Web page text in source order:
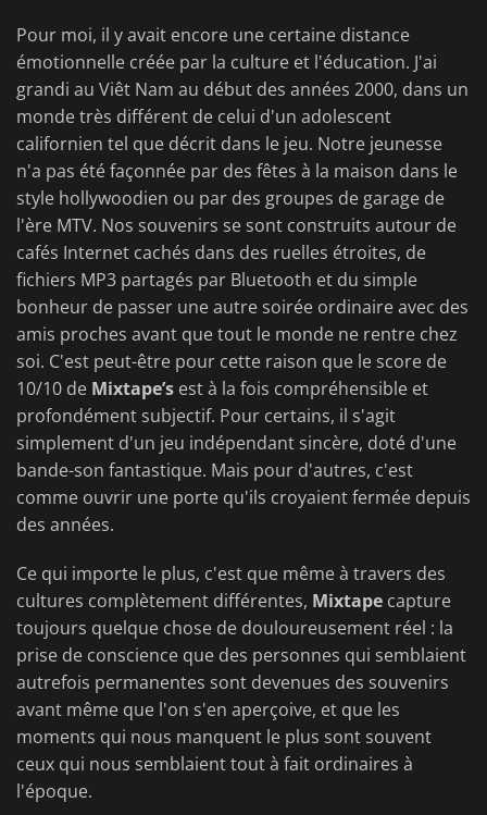
Pour moi, il y avait encore une certaine distance
émotionnelle créée par la culture et l'éducation. J'ai
grandi au Viêt Nam au début des années 2000, dans un
monde très différent de celui d'un adolescent
californien tel que décrit dans le jeu. Notre jeunesse
n'a pas été façonnée par des fêtes à la maison dans le
style hollywoodien ou par des groupes de garage de
l'ère MTV. Nos souvenirs se sont construits autour de
cafés Internet cachés dans des ruelles étroites, de
fichiers MP3 partagés par Bluetooth et du simple
bonheur de passer une autre soirée ordinaire avec des
amis proches avant que tout le monde ne rentre chez
soi. C'est peut-être pour cette raison que le score de
10/10 de Mixtape’s est à la fois compréhensible et
profondément subjectif. Pour certains, il s'agit
simplement d'un jeu indépendant sincère, doté d'une
bande-son fantastique. Mais pour d'autres, c'est
comme ouvrir une porte qu'ils croyaient fermée depuis
des années.
Ce qui importe le plus, c'est que même à travers des
cultures complètement différentes, Mixtape capture
toujours quelque chose de douloureusement réel : la
prise de conscience que des personnes qui semblaient
autrefois permanentes sont devenues des souvenirs
avant même que l'on s'en aperçoive, et que les
moments qui nous manquent le plus sont souvent
ceux qui nous semblaient tout à fait ordinaires à
l'époque.